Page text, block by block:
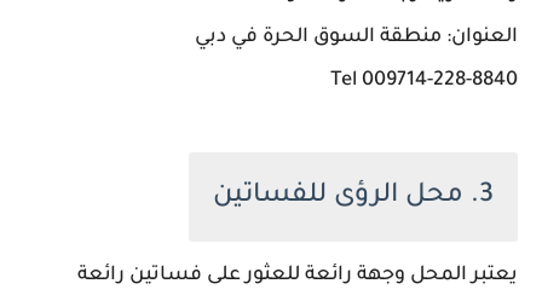
العنوان: منطقة السوق الحرة في دبي
009714-228-8840 Tel
3. محل الرؤى للفساتين
يعتبر المحل وجهة رائعة للعثور على فساتين رائعة